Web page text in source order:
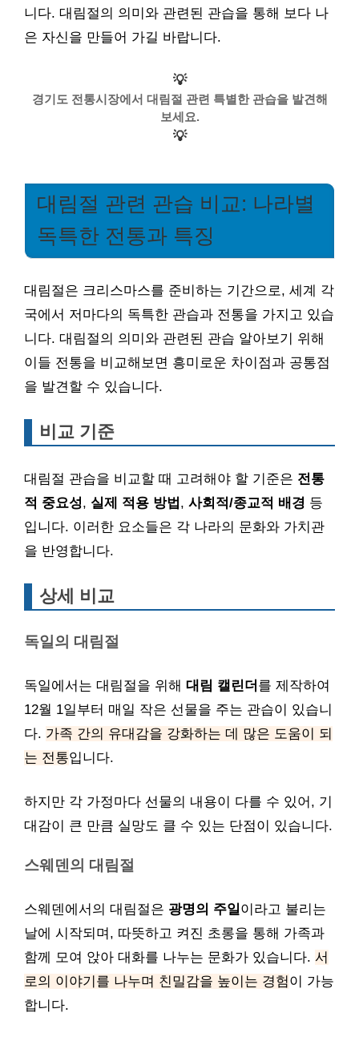
니다. 대림절의 의미와 관련된 관습을 통해 보다 나
은 자신을 만들어 가길 바랍니다.
💡
경기도 전통시장에서 대림절 관련 특별한 관습을 발견해
보세요.
💡
대림절 관련 관습 비교: 나라별
독특한 전통과 특징
대림절은 크리스마스를 준비하는 기간으로, 세계 각
국에서 저마다의 독특한 관습과 전통을 가지고 있습
니다. 대림절의 의미와 관련된 관습 알아보기 위해
이들 전통을 비교해보면 흥미로운 차이점과 공통점
을 발견할 수 있습니다.
비교 기준
대림절 관습을 비교할 때 고려해야 할 기준은 전통
적 중요성, 실제 적용 방법 , 사회적/종교적 배경 등
입니다. 이러한 요소들은 각 나라의 문화와 가치관
을 반영합니다.
상세 비교
독일의 대림절
독일에서는 대림절을 위해 대림 캘린더 를 제작하여
12월 1일부터 매일 작은 선물을 주는 관습이 있습니
다. 가족 간의 유대감을 강화하는 데 많은 도움이 되
는 전통입니다.
하지만 각 가정마다 선물의 내용이 다를 수 있어, 기
대감이 큰 만큼 실망도 클 수 있는 단점이 있습니다.
스웨덴의 대림절
스웨덴에서의 대림절은 광명의 주일 이라고 불리는
날에 시작되며, 따뜻하고 켜진 초롱을 통해 가족과
함께 모여 앉아 대화를 나누는 문화가 있습니다. 서
로의 이야기를 나누며 친밀감을 높이는 경험이 가능
합니다.